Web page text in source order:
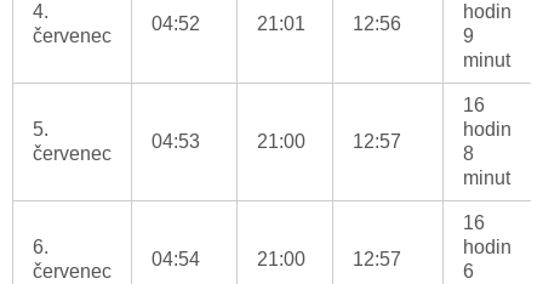
4.
červenec
04:52 21:01 12:56
hodin
9
minut
5.
červenec
04:53 21:00 12:57
16
hodin
8
minut
6.
červenec
04:54 21:00 12:57
16
hodin
6